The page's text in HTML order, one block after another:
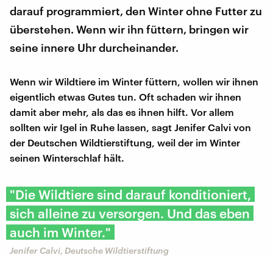
darauf programmiert, den Winter ohne Futter zu
überstehen. Wenn wir ihn füttern, bringen wir
seine innere Uhr durcheinander.
Wenn wir Wildtiere im Winter füttern, wollen wir ihnen
eigentlich etwas Gutes tun. Oft schaden wir ihnen
damit aber mehr, als das es ihnen hilft. Vor allem
sollten wir Igel in Ruhe lassen, sagt Jenifer Calvi von
der Deutschen Wildtierstiftung, weil der im Winter
seinen Winterschlaf hält.
"Die Wildtiere sind darauf konditioniert,
sich alleine zu versorgen. Und das eben
auch im Winter."
Jenifer Calvi, Deutsche Wildtierstiftung